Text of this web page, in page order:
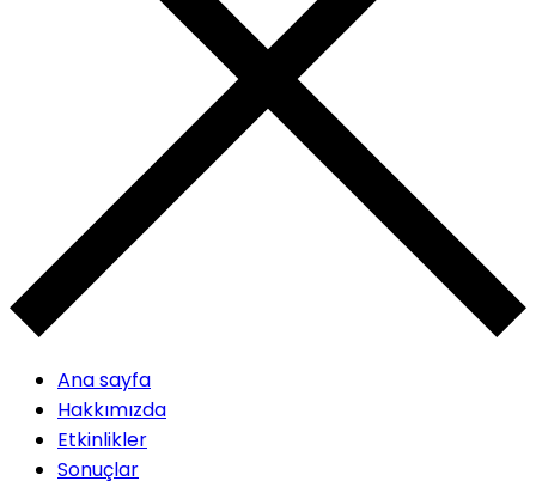
Ana sayfa
Hakkımızda
Etkinlikler
Sonuçlar